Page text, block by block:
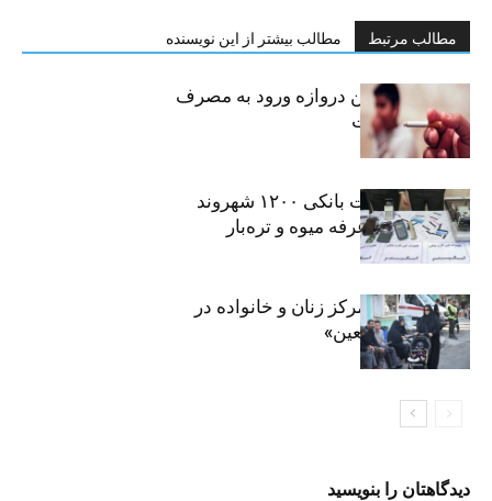
مطالب مرتبط مطالب بیشتر از این نویسنده
سیگار، مهمترین دروازه ورود به مصرف
موادمخدر است
افشای اطلاعات بانکی ۱۲۰۰ شهروند
تهرانی در یک غرفه میوه و تره‌بار
روایت حضور مرکز زنان و خانواده در
«جاماندگان اربعین»
دیدگاهتان را بنویسید